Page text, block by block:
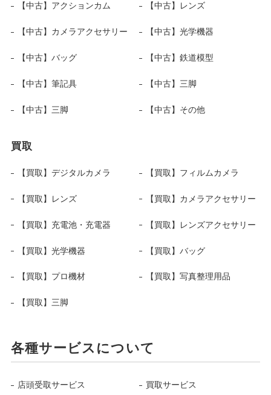
【中古】アクションカム 【中古】レンズ
【中古】カメラアクセサリー 【中古】光学機器
【中古】バッグ 【中古】鉄道模型
【中古】筆記具 【中古】三脚
【中古】三脚 【中古】その他
買取
【買取】デジタルカメラ 【買取】フィルムカメラ
【買取】レンズ 【買取】カメラアクセサリー
【買取】充電池・充電器 【買取】レンズアクセサリー
【買取】光学機器 【買取】バッグ
【買取】プロ機材 【買取】写真整理用品
【買取】三脚
各種サービスについて
店頭受取サービス 買取サービス